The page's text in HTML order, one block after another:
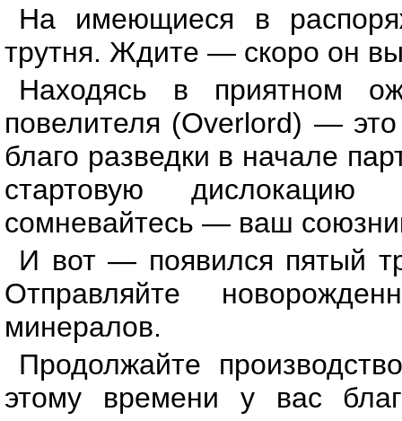
На имеющиеся в
трутня. Ждите — скоро он
Находясь в приятном
повелителя (Overlord) —
благо разведки в начале
стартовую
сомневайтесь — ваш
И вот — появился пятый
Отправляйте
минералов.
Продолжайте
этому времени у вас